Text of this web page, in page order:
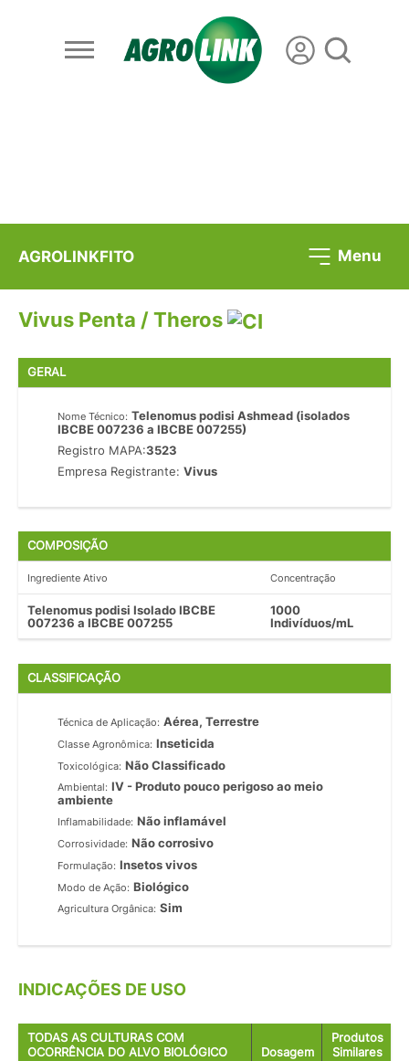
AGROLINKFITO Menu
Vivus Penta / Theros
GERAL
Nome Técnico: Telenomus podisi Ashmead (isolados
IBCBE 007236 a IBCBE 007255)
Registro MAPA:3523
Empresa Registrante:Vivus
COMPOSIÇÃO
Ingrediente Ativo Concentração
Telenomus podisi Isolado IBCBE
007236 a IBCBE 007255
1000
Indivíduos/mL
CLASSIFICAÇÃO
Técnica de Aplicação: Aérea, Terrestre
Classe Agronômica: Inseticida
Toxicológica: Não Classificado
Ambiental: IV - Produto pouco perigoso ao meio
ambiente
Inflamabilidade: Não inflamável
Corrosividade: Não corrosivo
Formulação: Insetos vivos
Modo de Ação: Biológico
Agricultura Orgânica: Sim
INDICAÇÕES DE USO
TODAS AS CULTURAS COM
OCORRÊNCIA DO ALVO BIOLÓGICO
Dosagem
Produtos
Similares